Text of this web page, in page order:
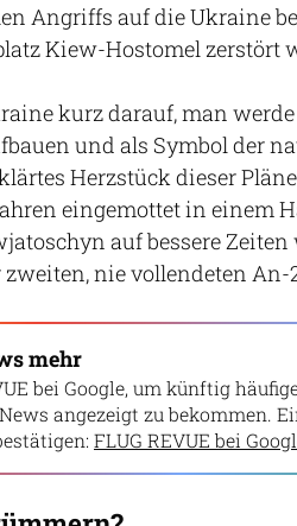
Angriffs auf die Ukraine
Kiew-Hostomel zerstört
kurz darauf, man
und als Symbol der
Herzstück dieser
eingemottet in einem
auf bessere Zeiten
nie vollendeten An-
mehr
bei Google, um künftig
angezeigt zu bekommen.
FLUG REVUE bei